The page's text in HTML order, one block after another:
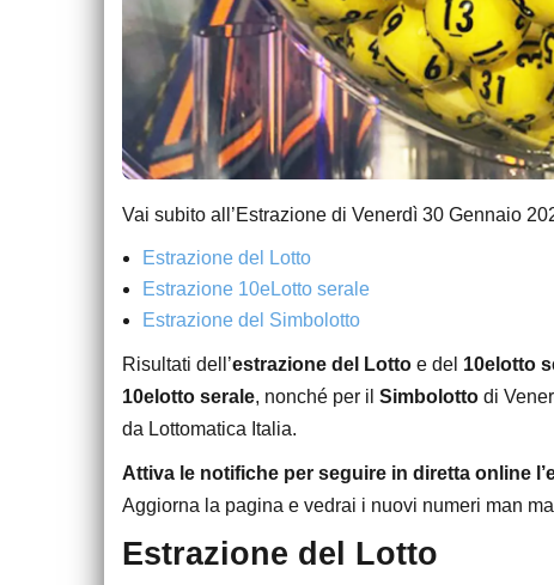
Vai subito all’Estrazione di Venerdì 30 Gennaio
Estrazione del Lotto
Estrazione 10eLotto serale
Estrazione del Simbolotto
Risultati dell’estrazione del Lotto e del 10elotto
10elotto serale, nonché per il Simbolotto di
da Lottomatica Italia.
Attiva le notifiche per seguire in diretta online
Aggiorna la pagina e vedrai i nuovi numeri man
Estrazione del Lotto